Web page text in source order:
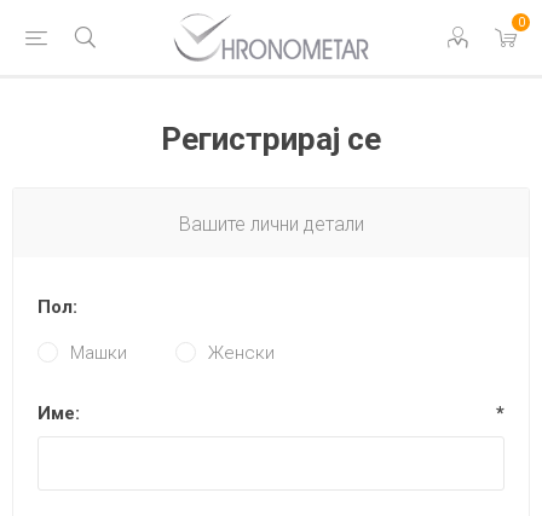
0
Регистрирај се
Вашите лични детали
Пол:
Машки Женски
Име: *